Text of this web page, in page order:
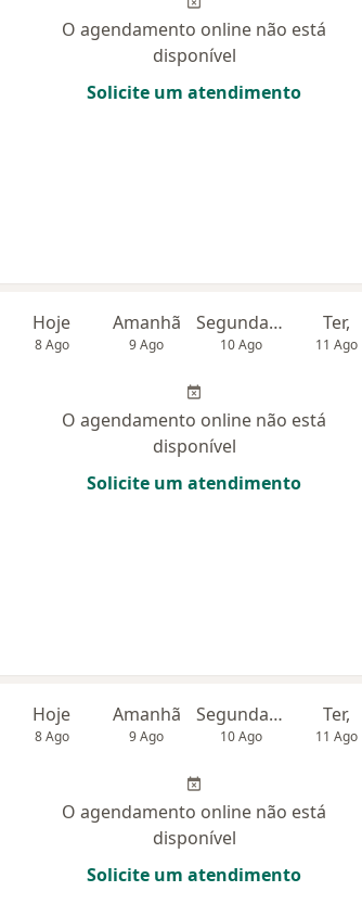
O agendamento online não está
disponível
Solicite um atendimento
Hoje
8 Ago
Amanhã
9 Ago
Segunda-feira
10 Ago
Ter,
11 Ago
O agendamento online não está
disponível
Solicite um atendimento
Hoje
8 Ago
Amanhã
9 Ago
Segunda-feira
10 Ago
Ter,
11 Ago
O agendamento online não está
disponível
Solicite um atendimento